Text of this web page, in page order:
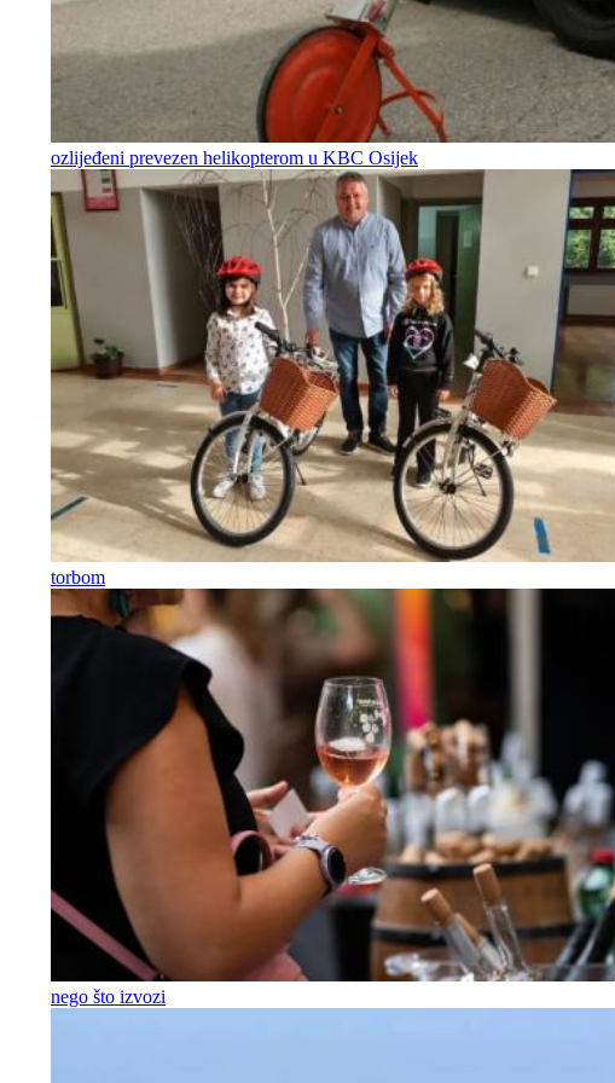
ozlijeđeni prevezen helikopterom u KBC Osijek
torbom
nego što izvozi